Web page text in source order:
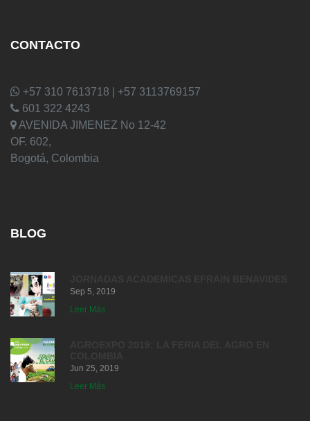
CONTACTO
+57 310 7613718 | +57 3113769157
601 322 4243
AVENIDA JIMENEZ No 12-42
OF. 602,
Bogotá, Colombia
BLOG
Sep 5, 2019
Leer Más
Jun 25, 2019
Leer Más